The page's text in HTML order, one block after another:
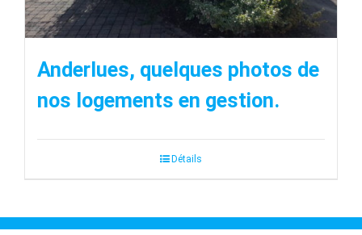
Anderlues, quelques photos de
nos logements en gestion.
Détails